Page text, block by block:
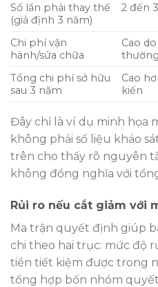
Số lần phải thay thế
(giả định 3 năm)
2 đến
Chi phí vận
hành/sửa chữa
Cao
Tổng chi phí sở hữu
sau 3 năm
Cao
kiến
Đây chỉ là ví dụ minh họa
không phải số liệu khảo
trên cho thấy rõ nguyên
không đồng nghĩa với
Rủi ro nếu cắt giảm với
Ma trận quyết định giúp
chi theo hai trục: mức độ
tiền tiết kiệm được trong
tổng hợp bốn nhóm